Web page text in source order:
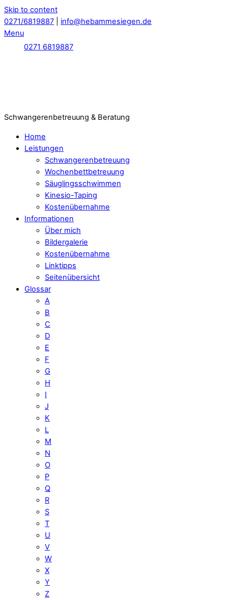
Skip to content
0271/6819887
info@hebammesiegen.de
Menu
0271 6819887
Schwangerenbetreuung & Beratung
Home
Leistungen
Schwangerenbetreuung
Wochenbettbetreuung
Säuglingsschwimmen
Kinesio-Taping
Kostenübernahme
Informationen
Über mich
Bildergalerie
Kostenübernahme
Linktipps
Seitenübersicht
Glossar
A
B
C
D
E
F
G
H
I
J
K
L
M
N
O
P
Q
R
S
T
U
V
W
X
Y
Z